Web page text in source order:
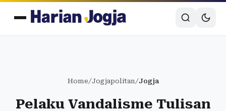
Home/Jogjapolitan/Jogja
Pelaku Vandalisme Tulisan